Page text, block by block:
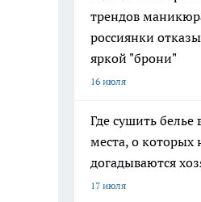
трендов
россиянки
яркой "брони"
16 июля
Где сушить белье
места, о которых
догадываются
17 июля